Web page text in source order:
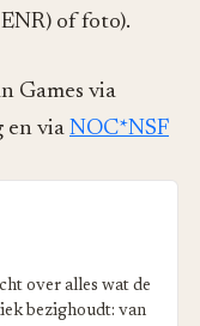
of foto).
Games via
en via NOC*NSF
over alles wat de
bezighoudt: van